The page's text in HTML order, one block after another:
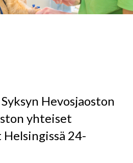
Hevosjaoston
yhteiset
24-